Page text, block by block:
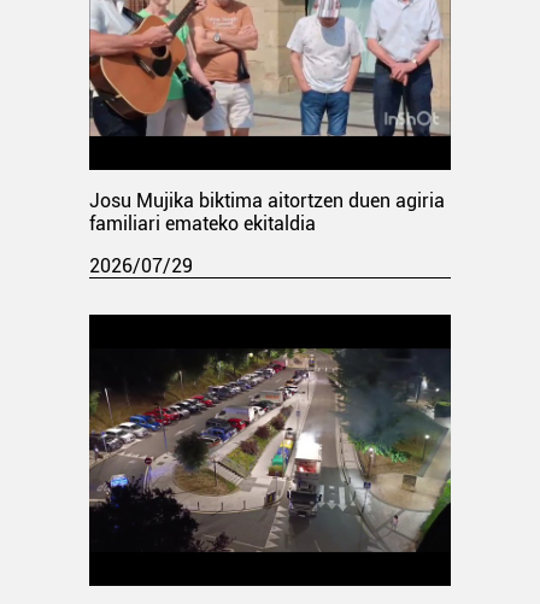
Josu Mujika biktima aitortzen duen agiria
familiari emateko ekitaldia
2026/07/29